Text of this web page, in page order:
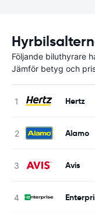
Följande biluthyrare
Jämför betyg och
Hertz
Alamo
Avis